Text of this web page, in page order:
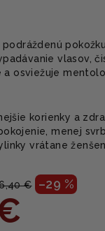
podráždenú
vlasov,
a osviežuje
korienky a
menej
vrátane
€ –29 %